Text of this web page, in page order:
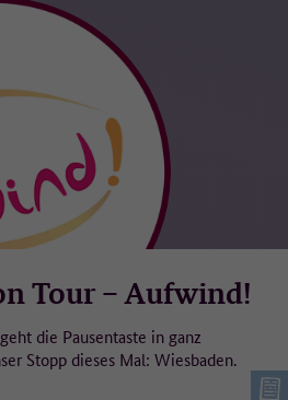
Tour – Aufwind!
die Pausentaste in ganz
Stopp dieses Mal: Wiesbaden.